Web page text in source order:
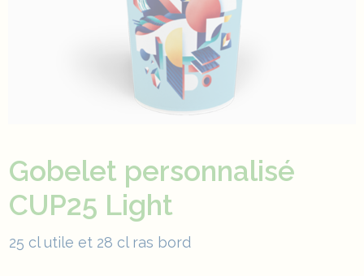
Gobelet personnalisé
CUP25 Light
25 cl utile et 28 cl ras bord